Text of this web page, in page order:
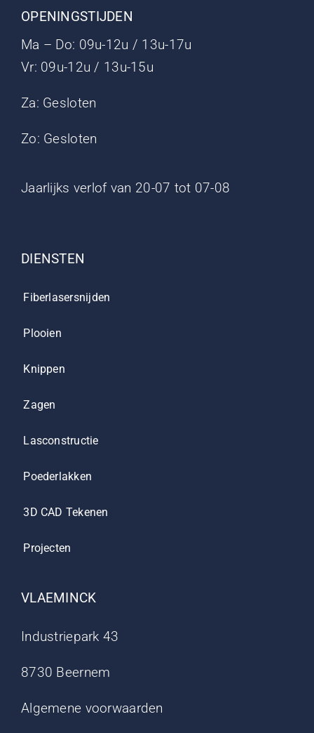
OPENINGSTIJDEN
Ma – Do: 09u-12u / 13u-17u
Vr: 09u-12u / 13u-15u
Za: Gesloten
Zo: Gesloten
Jaarlijks verlof van 20-07 tot 07-08
DIENSTEN
Fiberlasersnijden
Plooien
Knippen
Zagen
Lasconstructie
Poederlakken
3D CAD Tekenen
Projecten
VLAEMINCK
Industriepark 43
8730 Beernem
Algemene voorwaarden